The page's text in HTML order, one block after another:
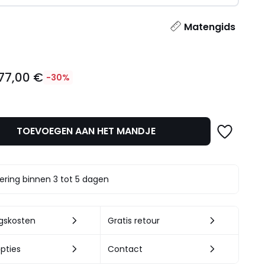
Matengids
€ -30%
TOEVOEGEN AAN HET MANDJE
binnen 3 tot 5 dagen
Gratis retour
Contact